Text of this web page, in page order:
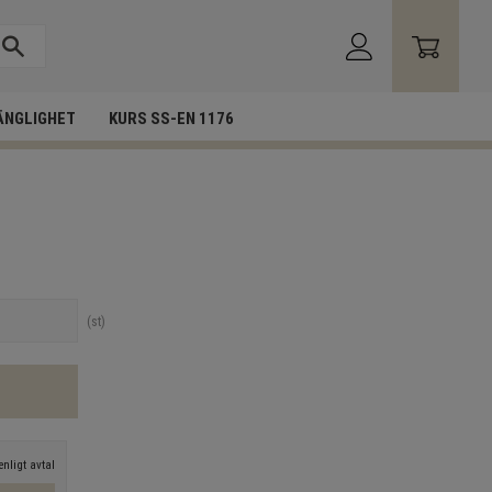
KURS SS-EN 1176
st
enligt avtal